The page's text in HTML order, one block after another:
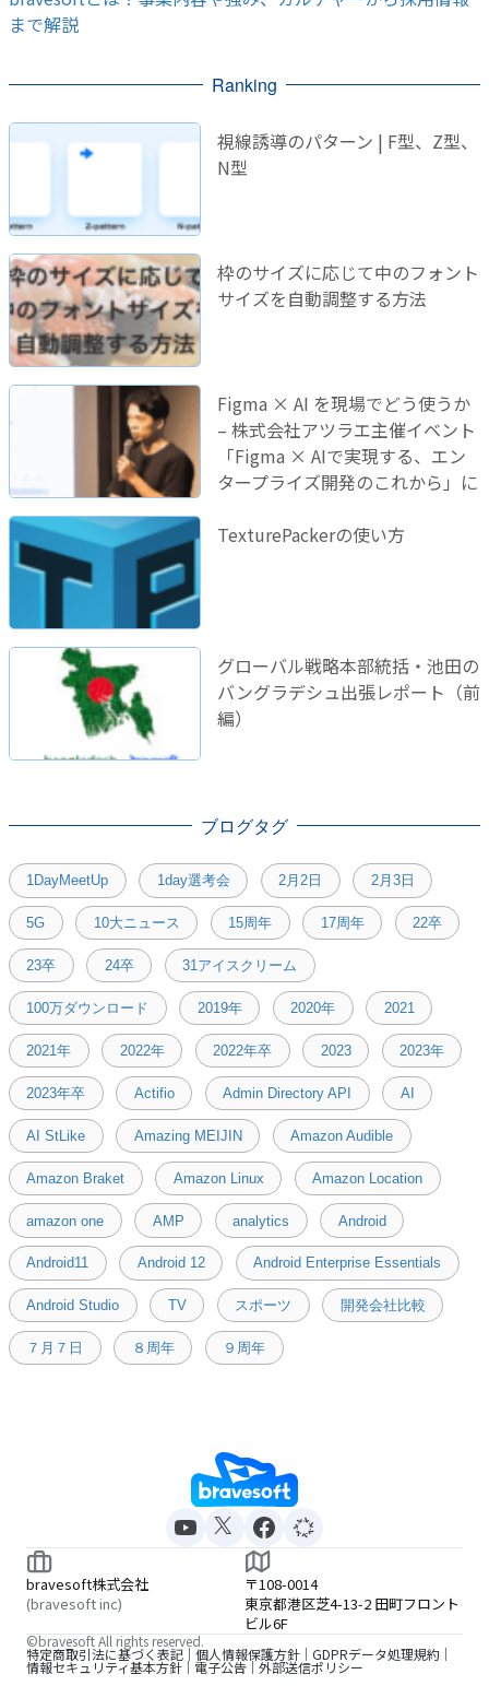
まで解説
Ranking
視線誘導のパターン | F型、Z型、
N型
枠のサイズに応じて中のフォント
サイズを自動調整する方法
Figma × AI を現場でどう使うか
– 株式会社アツラエ主催イベント
「Figma × AIで実現する、エン
タープライズ開発のこれから」に
TexturePackerの使い方
グローバル戦略本部統括・池田の
バングラデシュ出張レポート（前
編）
ブログタグ
1DayMeetUp 1day選考会 2月2日 2月3日
5G 10大ニュース 15周年 17周年 22卒
23卒 24卒 31アイスクリーム
100万ダウンロード 2019年 2020年 2021
2021年 2022年 2022年卒 2023 2023年
2023年卒 Actifio Admin Directory API AI
AI StLike Amazing MEIJIN Amazon Audible
Amazon Braket Amazon Linux Amazon Location
amazon one AMP analytics Android
Android11 Android 12 Android Enterprise Essentials
Android Studio TV スポーツ 開発会社比較
７月７日 ８周年 ９周年
bravesoft株式会社
(bravesoft inc)
〒108-0014
東京都港区芝4-13-2 田町フロント
ビル6F
特定商取引法に基づく表記 個人情報保護方針 GDPRデータ処理規約
情報セキュリティ基本方針 電子公告 外部送信ポリシー
©bravesoft All rights reserved.